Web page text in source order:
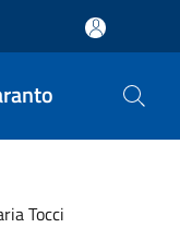
Tocci